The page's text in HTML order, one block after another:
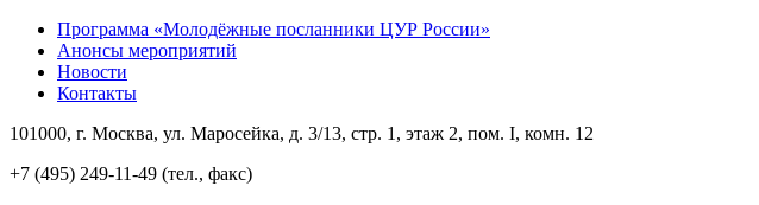
Программа «Молодёжные посланники ЦУР России»
Анонсы мероприятий
Новости
Контакты
101000, г. Москва, ул. Маросейка, д. 3/13, стр. 1, этаж 2, пом. I, комн. 12
+7 (495) 249-11-49 (тел., факс)